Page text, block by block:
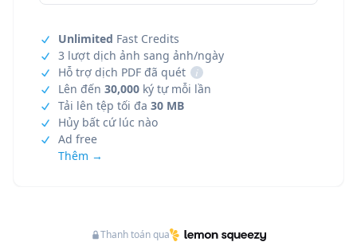
Unlimited Fast Credits
3 lượt dịch ảnh sang ảnh/ngày
Hỗ trợ dịch PDF đã quét
i
Lên đến 30,000 ký tự mỗi lần
Tải lên tệp tối đa 30 MB
Hủy bất cứ lúc nào
Ad free
Thêm →
Thanh toán qua